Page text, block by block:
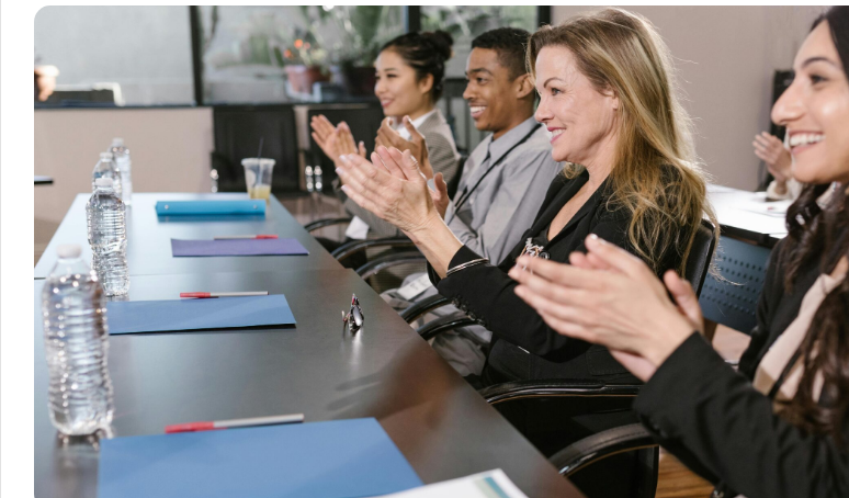
Expertise juridique RH complète
Recrutement
Attirer les meilleurs candidats
Chasse de têtes
Trouvez le talent idéal